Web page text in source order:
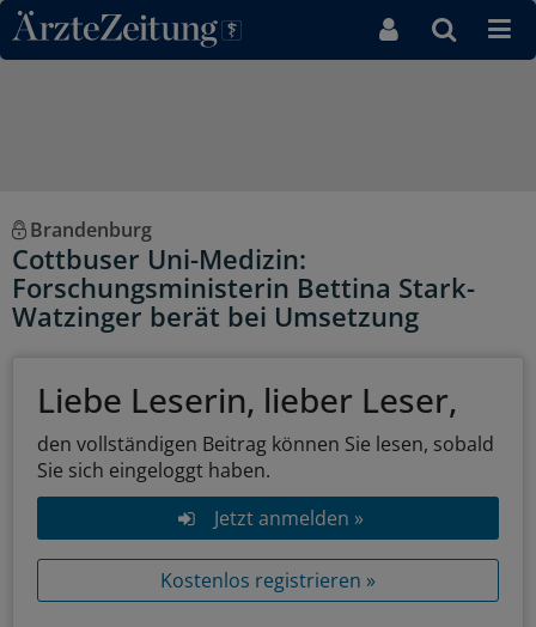
Direkt zum Inhaltsbereich
Brandenburg
Cottbuser Uni-Medizin:
Forschungsministerin Bettina Stark-
Watzinger berät bei Umsetzung
Liebe Leserin, lieber Leser,
den vollständigen Beitrag können Sie lesen, sobald
Sie sich eingeloggt haben.
Jetzt anmelden »
Kostenlos registrieren »